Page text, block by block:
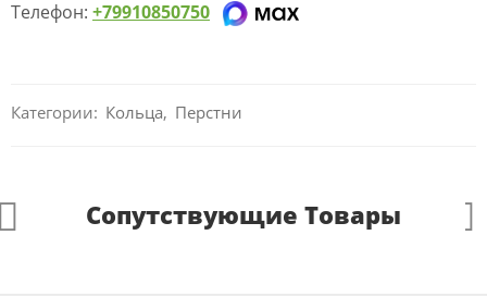
Телефон: +79910850750
Категории: Кольца, Перстни
Сопутствующие Товары